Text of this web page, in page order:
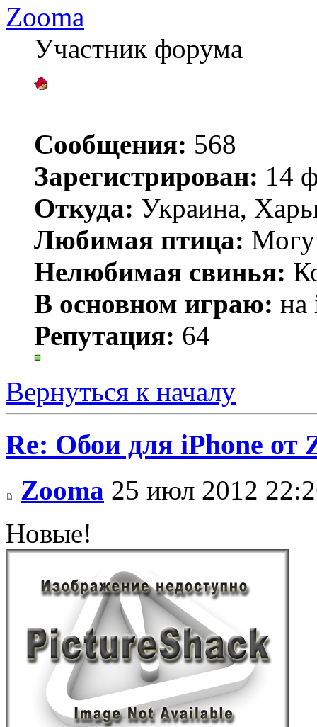
Zooma
Участник форума
Сообщения: 568
Зарегистрирован: 14
Откуда: Украина,
Любимая птица:
Нелюбимая свинья:
В основном играю: на
Репутация: 64
Вернуться к началу
Re: Обои для iPhone от
Zooma 25 июл 2012
Новые!